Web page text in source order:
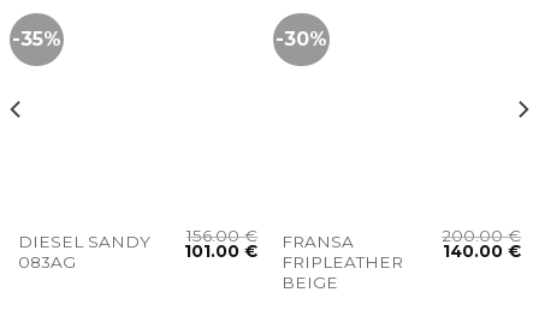
-35%
DIESEL SANDY
083AG
156.00€
101.00€
-30%
FRANSA
FRIPLEATHER
BEIGE
200.00€
140.00€